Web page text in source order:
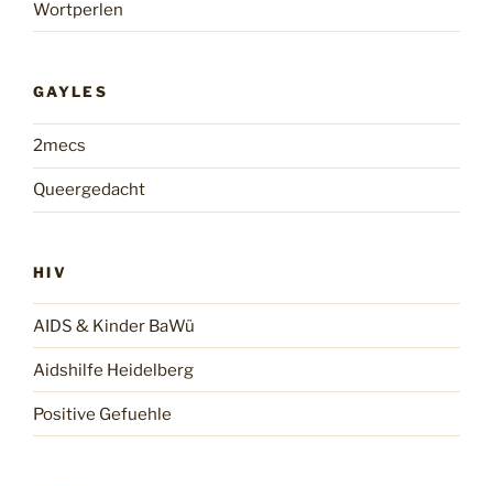
Wortperlen
GAYLES
2mecs
Queergedacht
HIV
AIDS & Kinder BaWü
Aidshilfe Heidelberg
Positive Gefuehle